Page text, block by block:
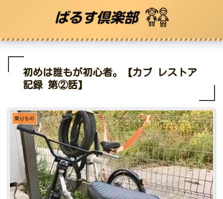
初めは誰もが初心者。【カブ レストア
記録 第②話】
乗りもの